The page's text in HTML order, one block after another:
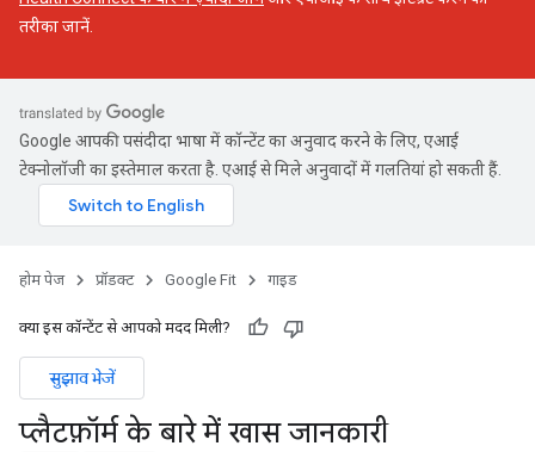
तरीका जानें.
Google आपकी पसंदीदा भाषा में कॉन्टेंट का अनुवाद करने के लिए, एआई
टेक्नोलॉजी का इस्तेमाल करता है. एआई से मिले अनुवादों में गलतियां हो सकती हैं.
होम पेज प्रॉडक्ट Google Fit गाइड
क्या इस कॉन्टेंट से आपको मदद मिली?
सुझाव भेजें
प्लैटफ़ॉर्म के बारे में खास जानकारी